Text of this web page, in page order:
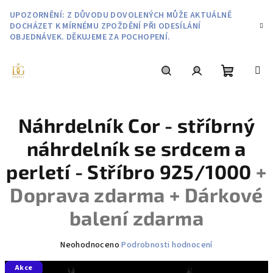
obsah
UPOZORNĚNÍ: Z DŮVODU DOVOLENÝCH MŮŽE AKTUÁLNĚ
DOCHÁZET K MÍRNÉMU ZPOŽDĚNÍ PŘI ODESÍLÁNÍ
OBJEDNÁVEK. DĚKUJEME ZA POCHOPENÍ.
košík
Náhrdelník Cor - stříbrný
náhrdelník se srdcem a
perletí - Stříbro 925/1000 +
Doprava zdarma + Dárkové
balení zdarma
Průměrné
produktu
Neohodnoceno Podrobnosti hodnocení
Akce